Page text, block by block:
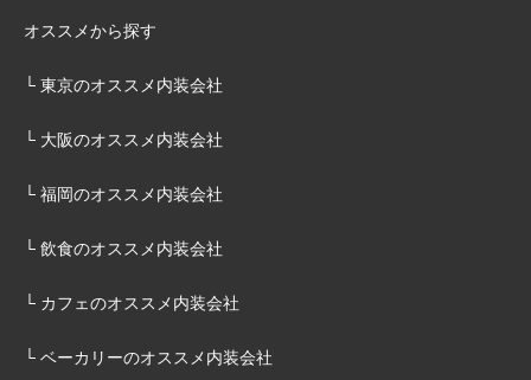
オススメから探す
└ 東京のオススメ内装会社
└ 大阪のオススメ内装会社
└ 福岡のオススメ内装会社
└ 飲食のオススメ内装会社
└ カフェのオススメ内装会社
└ ベーカリーのオススメ内装会社